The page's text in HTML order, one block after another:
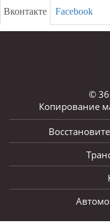
Вконтакте Facebook
©
Копирование